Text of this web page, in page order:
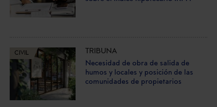
CIVIL
TRIBUNA
Necesidad de obra de salida de
humos y locales y posición de las
comunidades de propietarios